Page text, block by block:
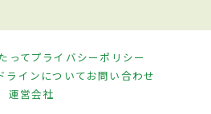
ってプライバシーポリシー
ラインについてお問い合わせ
運営会社